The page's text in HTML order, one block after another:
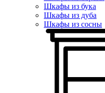
Шкафы из бука
Шкафы из дуба
Шкафы из сосны